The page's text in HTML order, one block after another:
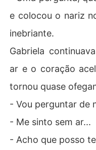
e colocou o nariz
inebriante.
Gabriela
ar e o coração
tornou quase
- Vou perguntar de
- Me sinto sem ar...
- Acho que posso